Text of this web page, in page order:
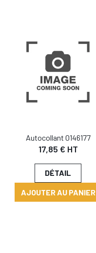
Autocollant 0146177
17,85 € HT
DÉTAIL
AJOUTER AU PANIER